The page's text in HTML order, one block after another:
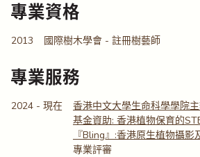
專業資格
2013 國際樹木學會 - 註冊樹藝師
專業服務
2024 - 現在
香港中文大學生命科學學院
基金資助: 香港植物保育的
『Bling』:香港原生植物攝影
專業評審